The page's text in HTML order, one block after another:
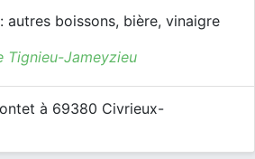
: autres boissons, bière, vinaigre
Tignieu-Jameyzieu
à 69380 Civrieux-